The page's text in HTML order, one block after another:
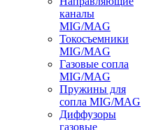
каналы
MIG/MAG
Токосъемники
MIG/MAG
Газовые сопла
MIG/MAG
Пружины для
сопла MIG/MAG
Диффузоры
газовые